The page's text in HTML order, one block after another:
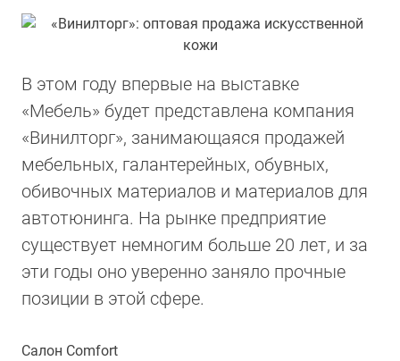
В этом году впервые на выставке
«Мебель» будет представлена компания
«Винилторг», занимающаяся продажей
мебельных, галантерейных, обувных,
обивочных материалов и материалов для
автотюнинга. На рынке предприятие
существует немногим больше 20 лет, и за
эти годы оно уверенно заняло прочные
позиции в этой сфере.
Салон Comfort